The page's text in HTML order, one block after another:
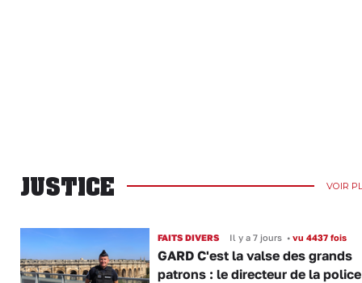
JUSTICE VOIR
FAITS DIVERS Il y a 7 jours •vu 4437 fois
GARD C'est la valse des grands
patrons : le directeur de la